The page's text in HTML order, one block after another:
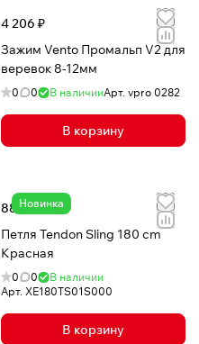
4 206 ₽
Зажим Vento Промальп V2 для
веревок 8-12мм
0 0 В наличииАрт. vpro 0282
В корзину
Новинка
882 ₽
Петля Tendon Sling 180 cm
Красная
0 0
В наличии
Арт. XE180TS01S000
В корзину